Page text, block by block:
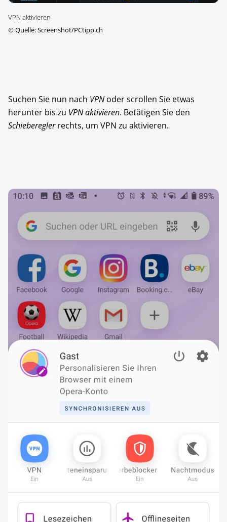
VPN aktivieren
©Quelle: Screenshot/PCtipp.ch
Suchen Sie nun nach VPNoder scrollen Sie etwas
herunter bis zu VPN aktivieren. Betätigen Sie den
Schiebereglerrechts, um VPN zu aktivieren.